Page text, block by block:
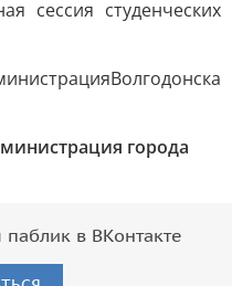
сессия студенческих
города
в ВКонтакте